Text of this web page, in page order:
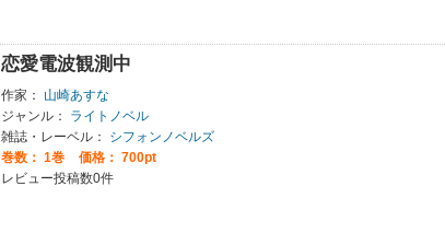
恋愛電波観測中
作家：
山崎あすな
ジャンル：
ライトノベル
雑誌・レーベル：
シフォンノベルズ
巻数： 1巻
価格： 700pt
レビュー投稿数0件